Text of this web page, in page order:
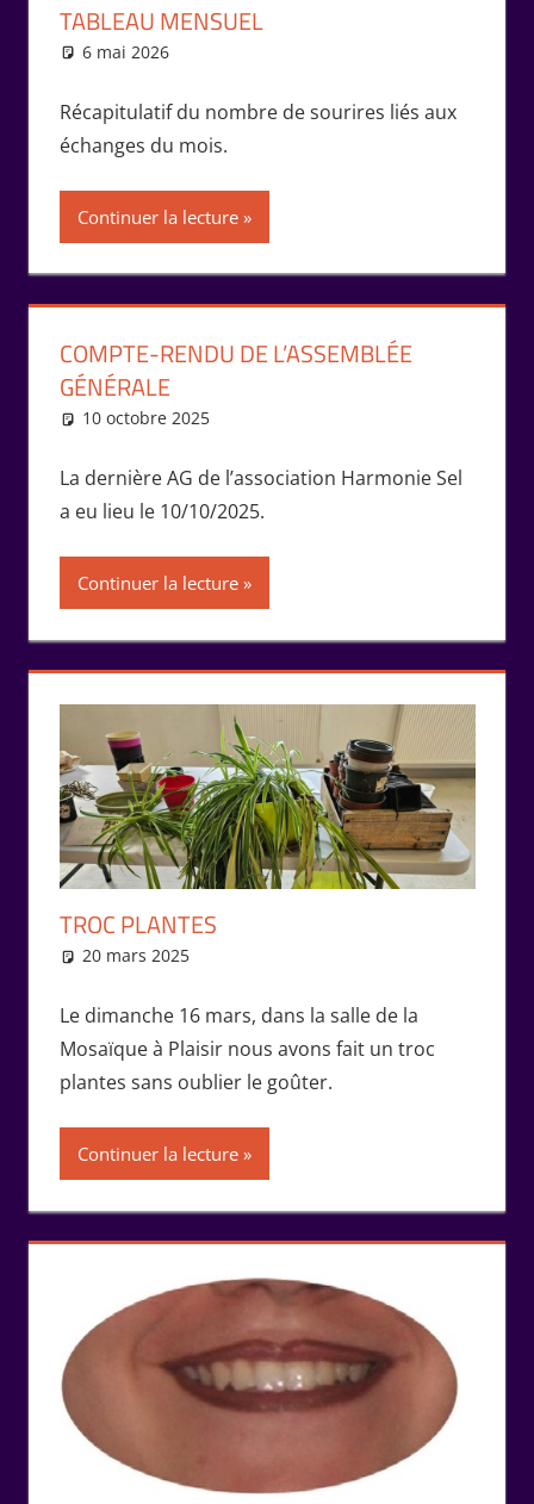
TABLEAU MENSUEL
6 mai 2026
Récapitulatif du nombre de sourires liés aux
échanges du mois.
Continuer la lecture
COMPTE-RENDU DE L’ASSEMBLÉE
GÉNÉRALE
10 octobre 2025
La dernière AG de l’association Harmonie Sel
a eu lieu le 10/10/2025.
Continuer la lecture
TROC PLANTES
20 mars 2025
Le dimanche 16 mars, dans la salle de la
Mosaïque à Plaisir nous avons fait un troc
plantes sans oublier le goûter.
Continuer la lecture